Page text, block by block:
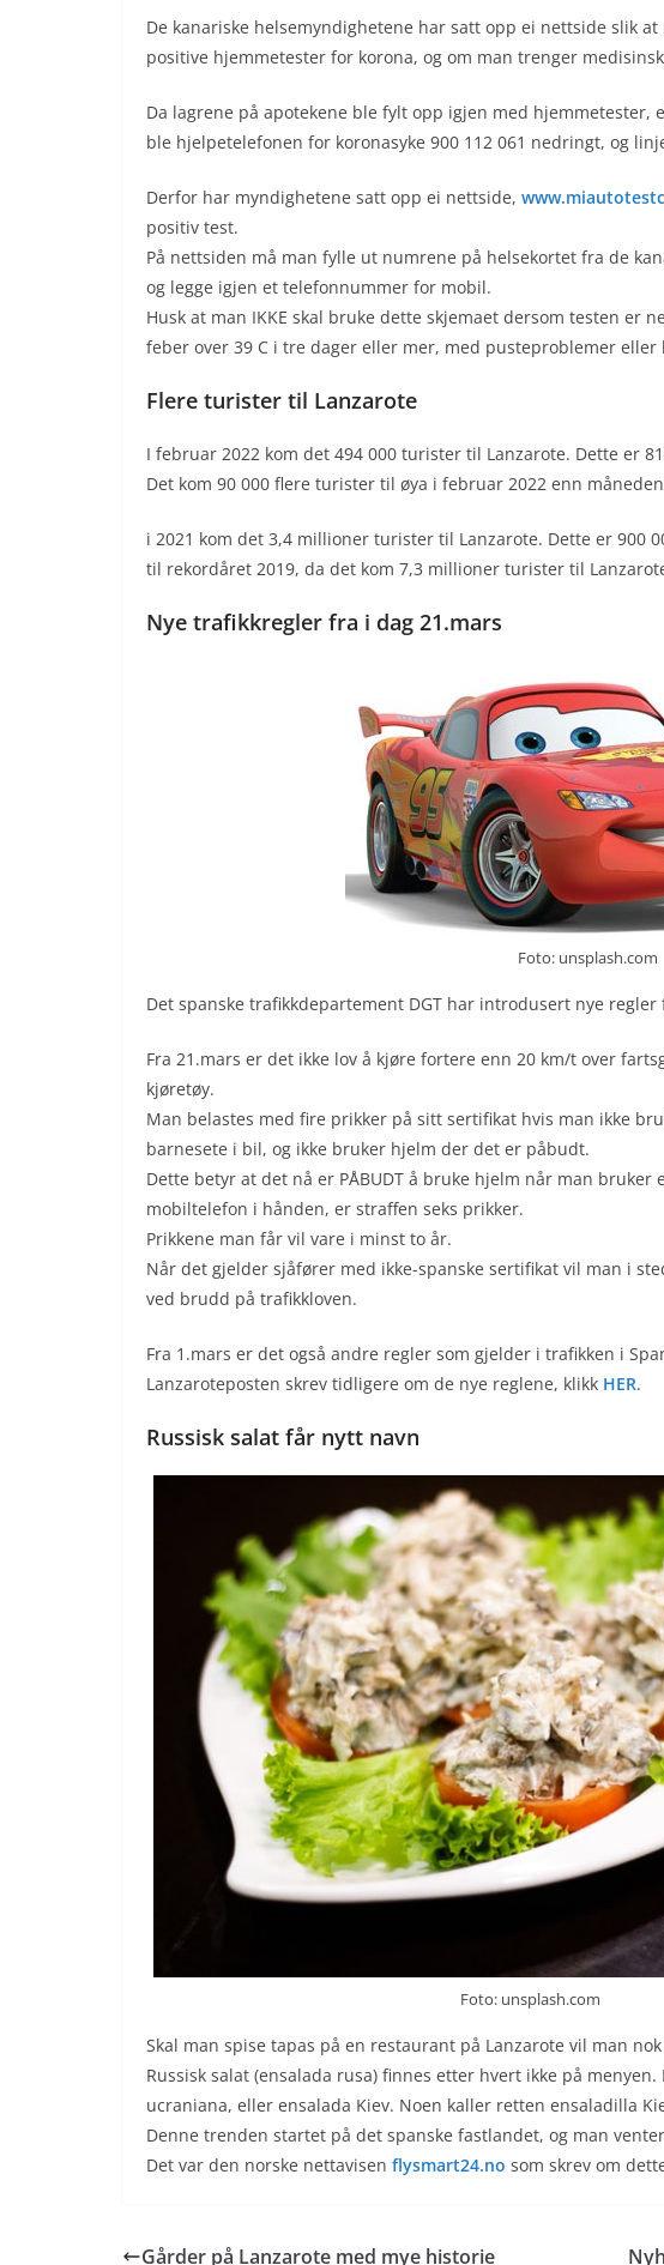
De kanariske helsemyndighetene har satt opp ei nettside slik
positive hjemmetester for korona, og om man trenger
Da lagrene på apotekene ble fylt opp igjen med hjemmetester,
ble hjelpetelefonen for koronasyke 900 112 061 nedringt, og
Derfor har myndighetene satt opp ei nettside,
positiv test.
På nettsiden må man fylle ut numrene på helsekortet fra de
og legge igjen et telefonnummer for mobil.
Husk at man IKKE skal bruke dette skjemaet dersom testen er
feber over 39 C i tre dager eller mer, med pusteproblemer
Flere turister til Lanzarote
I februar 2022 kom det 494 000 turister til Lanzarote. Dette er
Det kom 90 000 flere turister til øya i februar 2022 enn
i 2021 kom det 3,4 millioner turister til Lanzarote. Dette er 900
til rekordåret 2019, da det kom 7,3 millioner turister til
Nye trafikkregler fra i dag 21.mars
Foto: unsplash.com
Det spanske trafikkdepartement DGT har introdusert nye
Fra 21.mars er det ikke lov å kjøre fortere enn 20 km/t over
kjøretøy.
Man belastes med fire prikker på sitt sertifikat hvis man ikke
barnesete i bil, og ikke bruker hjelm der det er påbudt.
Dette betyr at det nå er PÅBUDT å bruke hjelm når man bruker
mobiltelefon i hånden, er straffen seks prikker.
Prikkene man får vil vare i minst to år.
Når det gjelder sjåfører med ikke-spanske sertifikat vil man i
ved brudd på trafikkloven.
Fra 1.mars er det også andre regler som gjelder i trafikken i
Lanzaroteposten skrev tidligere om de nye reglene, klikk HER.
Russisk salat får nytt navn
Foto: unsplash.com
Skal man spise tapas på en restaurant på Lanzarote vil man
Russisk salat (ensalada rusa) finnes etter hvert ikke på
ucraniana, eller ensalada Kiev. Noen kaller retten ensaladilla
Denne trenden startet på det spanske fastlandet, og man
Det var den norske nettavisen flysmart24.no som skrev om
Gårder på Lanzarote med mye historie